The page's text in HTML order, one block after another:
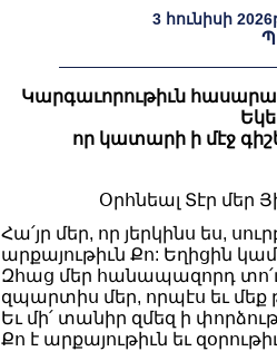
3 հունիսի
Կարգաւորութիւն
որ կատարի ի մէջ
Օրհնեալ Տէր մեր
Հա՛յր մեր, որ յերկինս ես,
արքայութիւն Քո: Եղիցին
Զհաց մեր հանապազորդ
զպարտիս մեր, որպէս եւ
Եւ մի՛ տանիր զմեզ ի
Քո է արքայութիւն եւ